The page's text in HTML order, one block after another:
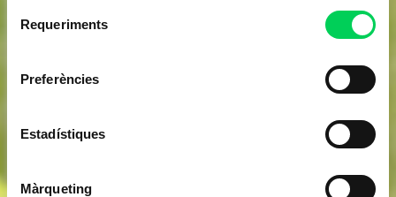
Requeriments
Preferències
Estadístiques
Màrqueting